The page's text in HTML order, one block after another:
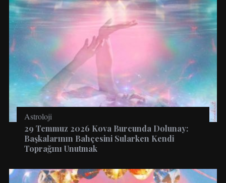
Astroloji
29 Temmuz 2026 Kova Burcunda Dolunay:
Başkalarının Bahçesini Sularken Kendi
Toprağını Unutmak